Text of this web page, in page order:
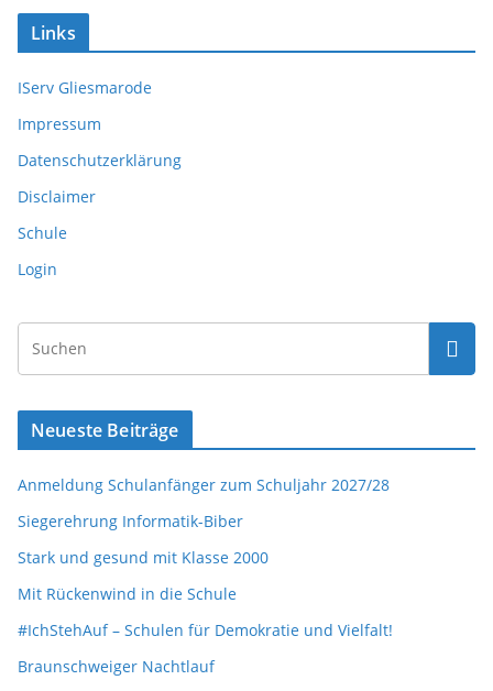
Links
IServ Gliesmarode
Impressum
Datenschutzerklärung
Disclaimer
Schule
Login
Neueste Beiträge
Anmeldung Schulanfänger zum Schuljahr 2027/28
Siegerehrung Informatik-Biber
Stark und gesund mit Klasse 2000
Mit Rückenwind in die Schule
#IchStehAuf – Schulen für Demokratie und Vielfalt!
Braunschweiger Nachtlauf